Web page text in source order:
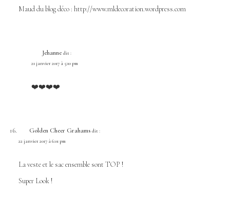
Maud du blog déco :http://www.mldecoration.wordpress.com
Jehanne dit :
21 janvier 2017 à 5:10 pm
❤️❤️❤️❤️
Golden Cheer Grahams dit :
22 janvier 2017 à 6:01 pm
La veste et le sac ensemble sont TOP !
Super Look !